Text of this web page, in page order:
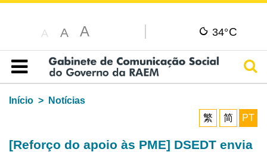
A A A 34°C
Índice
Início
Notícias
繁
简 PT
[Reforço do apoio às PME] DSEDT envia